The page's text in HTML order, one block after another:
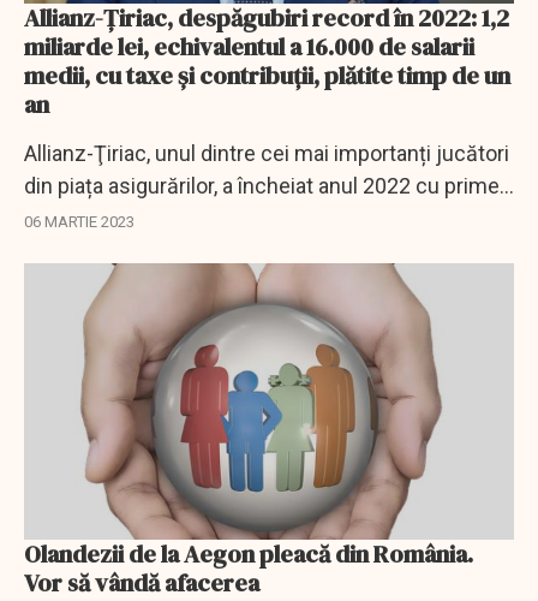
Allianz-Țiriac, despăgubiri record în 2022: 1,2
miliarde lei, echivalentul a 16.000 de salarii
medii, cu taxe și contribuții, plătite timp de un
an
Allianz-Ţiriac, unul dintre cei mai importanți jucători
din piața asigurărilor, a încheiat anul 2022 cu prime
brute subscrise în valoare de 2,9 miliarde de lei, în
06 MARTIE 2023
Olandezii de la Aegon pleacă din România.
Vor să vândă afacerea